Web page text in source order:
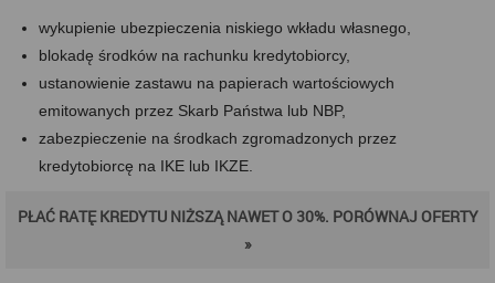
wykupienie ubezpieczenia niskiego wkładu własnego,
blokadę środków na rachunku kredytobiorcy,
ustanowienie zastawu na papierach wartościowych
emitowanych przez Skarb Państwa lub NBP,
zabezpieczenie na środkach zgromadzonych przez
kredytobiorcę na IKE lub IKZE.
PŁAĆ RATĘ KREDYTU NIŻSZĄ NAWET O 30%. PORÓWNAJ OFERTY
»